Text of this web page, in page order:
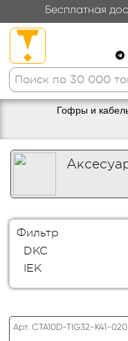
Бесплатная
Гофры и
Фильтр
DKC
IEK
Арт. CTA10D-TIG32-K41-020